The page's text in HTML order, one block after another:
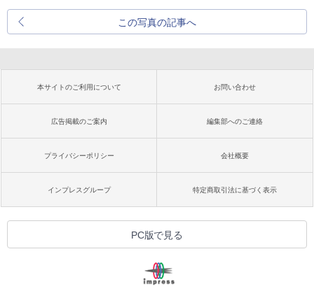
この写真の記事へ
本サイトのご利用について お問い合わせ
広告掲載のご案内 編集部へのご連絡
プライバシーポリシー 会社概要
インプレスグループ 特定商取引法に基づく表示
PC版で見る